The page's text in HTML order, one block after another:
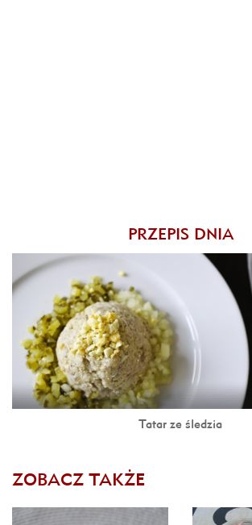
PRZEPIS DNIA
Tatar ze śledzia
ZOBACZ TAKŻE